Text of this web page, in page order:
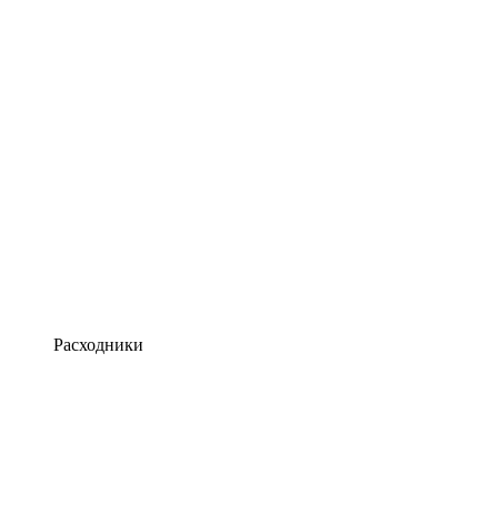
Расходники